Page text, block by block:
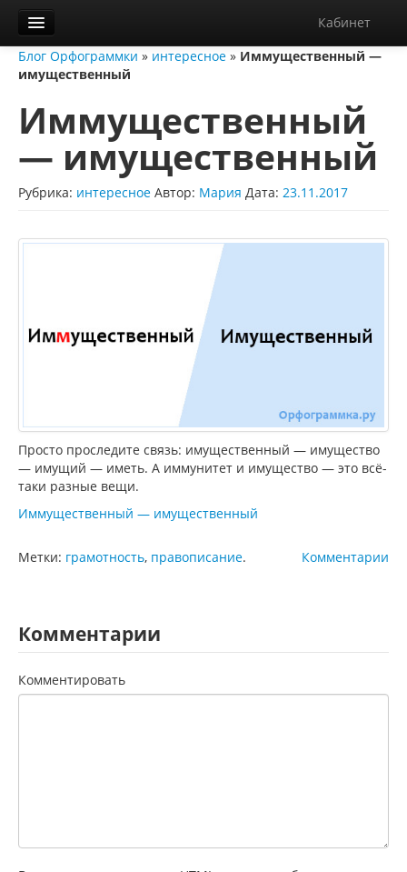
Кабинет
Орфограммка
Блог
О нас
Контакты
Справка
Блог Орфограммки » интересное » Иммущественный —
имущественный
Иммущественный
— имущественный
Рубрика: интересное Автор: Мария Дата: 23.11.2017
Просто проследите связь: имущественный — имущество
— имущий — иметь. А иммунитет и имущество — это всё-
таки разные вещи.
Иммущественный — имущественный
Комментарии
Метки: грамотность, правописание.
Комментарии
Комментировать